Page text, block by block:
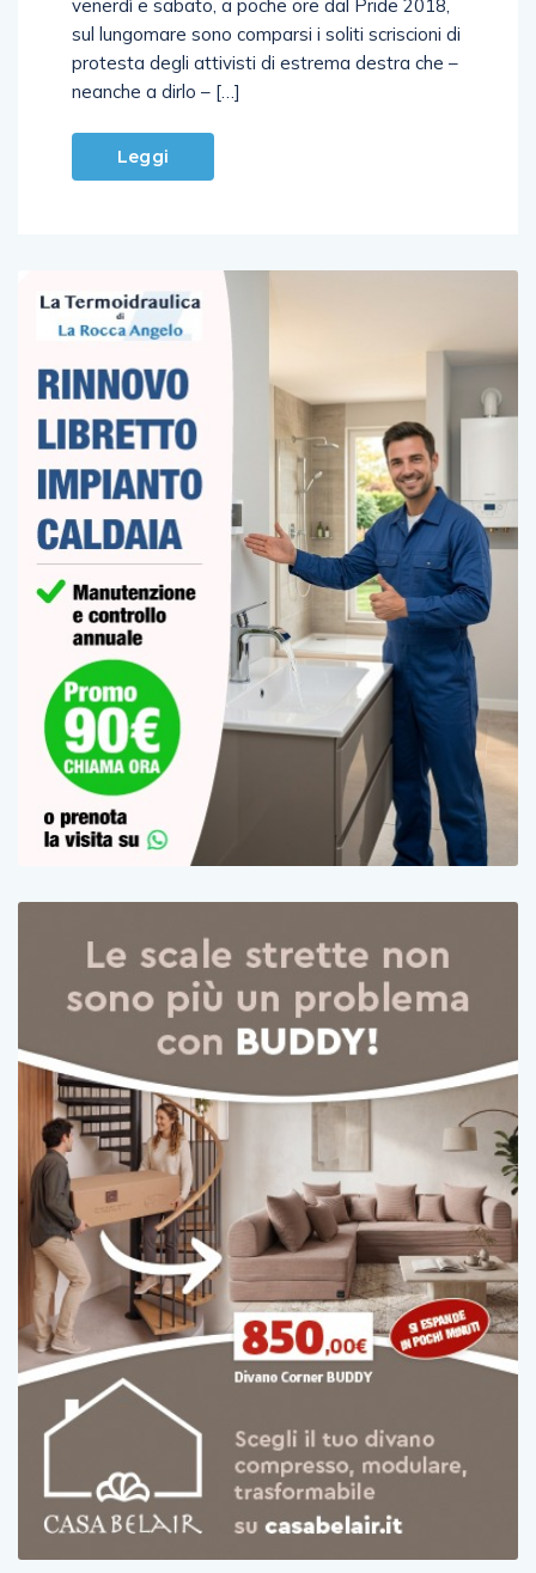
venerdì e sabato, a poche ore dal Pride 2018,
sul lungomare sono comparsi i soliti scriscioni di
protesta degli attivisti di estrema destra che –
Leggi